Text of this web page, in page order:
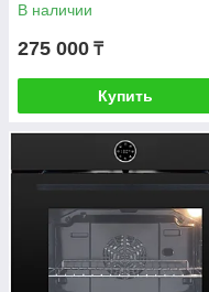
В наличии
275 000 ₸
Купить